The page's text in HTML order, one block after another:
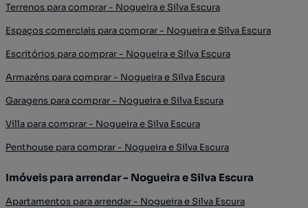
Terrenos para comprar - Nogueira e Silva Escura
Espaços comerciais para comprar - Nogueira e Silva Escura
Escritórios para comprar - Nogueira e Silva Escura
Armazéns para comprar - Nogueira e Silva Escura
Garagens para comprar - Nogueira e Silva Escura
Villa para comprar - Nogueira e Silva Escura
Penthouse para comprar - Nogueira e Silva Escura
Imóveis para arrendar - Nogueira e Silva Escura
Apartamentos para arrendar - Nogueira e Silva Escura